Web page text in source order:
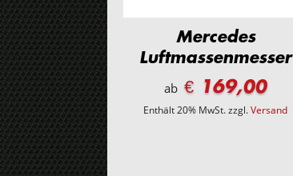
Mercedes
Luftmassenmesser
ab € 169,00
Enthält 20% MwSt.zzgl.Versand